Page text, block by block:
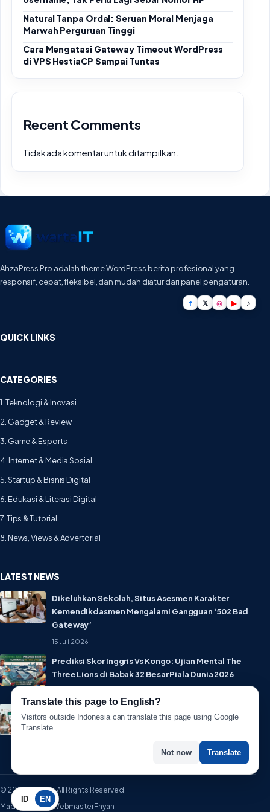
Natural Tanpa Ordal: Seruan Moral Menjaga
Marwah Perguruan Tinggi
Cara Mengatasi Gateway Timeout WordPress
di VPS HestiaCP Sampai Tuntas
Recent Comments
Tidak ada komentar untuk ditampilkan.
AhzaPress Pro adalah theme WordPress berita profesional yang
responsif, cepat, fleksibel, dan mudah diatur dari panel pengaturan.
f 𝕏 ◎ ▶ ♪
QUICK LINKS
CATEGORIES
1. Teknologi & Inovasi
2. Gadget & Review
3. Game & Esports
4. Internet & Media Sosial
5. Startup & Bisnis Digital
6. Edukasi & Literasi Digital
7. Tips & Tutorial
8. News, Views & Advertorial
LATEST NEWS
Dikeluhkan Sekolah, Situs Asesmen Karakter
Kemendikdasmen Mengalami Gangguan ‘502 Bad
Gateway’
15 Juli 2026
Prediksi Skor Inggris Vs Kongo: Ujian Mental The
Three Lions di Babak 32 Besar Piala Dunia 2026
Tak Perlu Lagi Sebar Nomor HP
© 2026 WartaIT. All Rights Reserved.
Made with ♥ by WebmasterFhyan
ID EN
Translate this page to English?
Visitors outside Indonesia can translate this page using Google
Translate.
Not now Translate